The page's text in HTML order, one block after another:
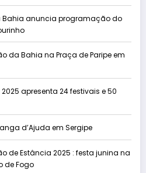
Bahia anuncia programação do
da Bahia na Praça de Paripe em
apresenta 24 festivais e 50
d’Ajuda em Sergipe
de Estância 2025 : festa junina na
de Fogo